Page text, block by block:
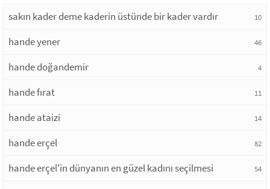
sakın kader deme kaderin üstünde bir kader vardır 10
hande yener 46
hande doğandemir 4
hande fırat 11
hande ataizi 14
hande erçel 82
hande erçel'in dünyanın en güzel kadını seçilmesi 54